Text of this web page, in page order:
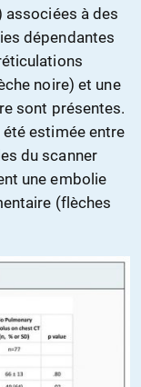
associées à des
dépendantes
noire) et une
sont présentes.
été estimée entre
du scanner
une embolie
(flèches